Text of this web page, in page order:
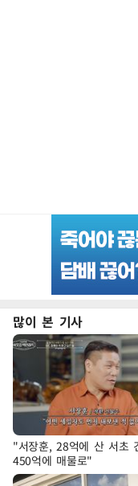
많이 본 기사
"서장훈, 28억에 산 서초
450억에 매물로"